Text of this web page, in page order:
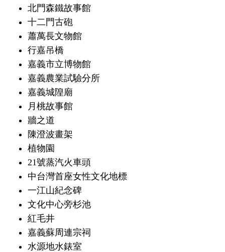
北門森鐵故事館
十二門古砲
蕭萬長文物館
行嘉吊橋
嘉義市立博物館
嘉義農業試驗分所
嘉義城隍廟
月桃故事館
牆之道
陳澄波畫架
植物園
21號蒸汽火車頭
中台灣首座女性文化地標
一江山紀念碑
文化中心旁杉池
紅毛井
嘉義蘇周連宗祠
水源地水錶室